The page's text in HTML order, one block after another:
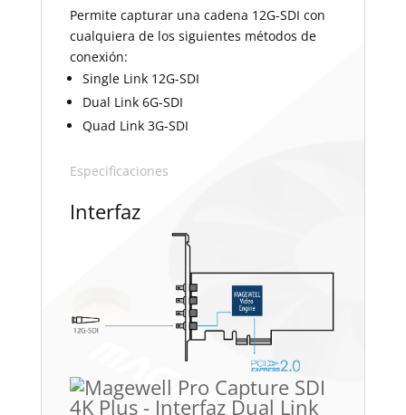
Permite capturar una cadena 12G-SDI con
cualquiera de los siguientes métodos de
conexión:
Single Link 12G-SDI
Dual Link 6G-SDI
Quad Link 3G-SDI
Especificaciones
Interfaz